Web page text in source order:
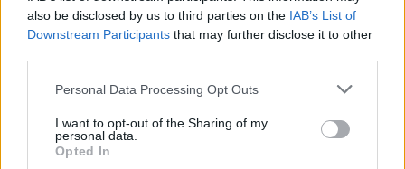
also be disclosed by us to third parties on the IAB’s List of
Downstream Participants that may further disclose it to other
Please note that this website/app uses one or more Google
not limited to your visit or usage behaviour. You may click to
grant or deny consent to Google and its third-party tags to
use your data for below specified purposes in below Google
Personal Data Processing Opt Outs
I want to opt-out of the Sharing of my
personal data.
Opted In